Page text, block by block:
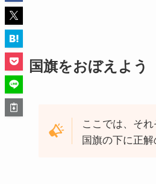
国旗をおぼえよう
ここでは、そ
国旗の下に正